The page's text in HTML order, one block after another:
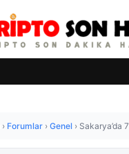
› Forumlar › Genel › Sakarya’da